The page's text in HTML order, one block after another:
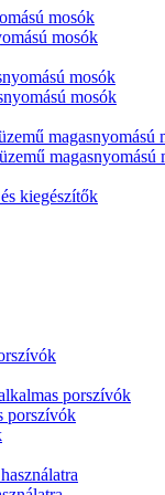
mosók
mosók
mosók
mosók
magasnyomású
magasnyomású
kiegészítők
porszívók
porszívók